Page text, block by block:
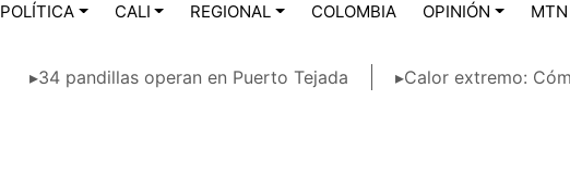
POLÍTICA CALI REGIONAL COLOMBIA OPINIÓN MTN
▸34 pandillas operan en Puerto Tejada ▸Calor extremo: